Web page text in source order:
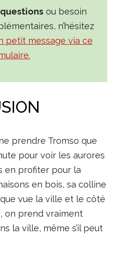
questions ou besoin
n’hésitez
petit message via ce
prendre Tromso que
pour voir les aurores
en profiter pour la
en bois, sa colline
vue la ville et le côté
on prend vraiment
la ville, même s’il peut